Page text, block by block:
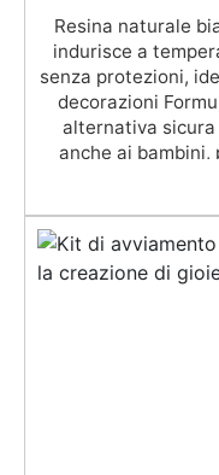
Resina naturale
indurisce a
senza protezioni,
decorazioni
alternativa
anche ai
senza rischi
minuti per